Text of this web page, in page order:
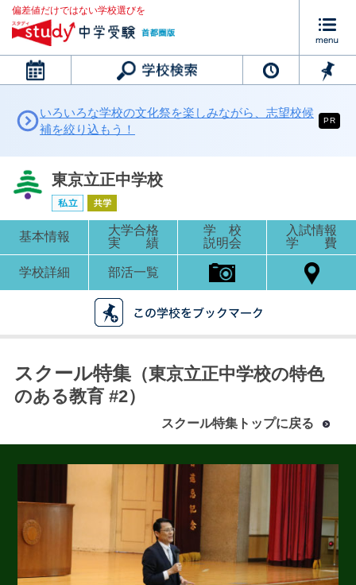
偏差値だけではない学校選びを
カレンダー
最近見た学校
東京立正中学校
ブックマークした学校
ブックマークした学校はありません
いろいろな学校の文化祭を楽しみながら、志望校候
補を絞り込もう！
PR
東京立正中学校
基本情報
大学合格
実 績
学 校
説明会
入試情報
学 費
学校詳細 部活一覧
スクール特集（東京立正中学校の特色
のある教育 #2）
スクール特集トップに戻る